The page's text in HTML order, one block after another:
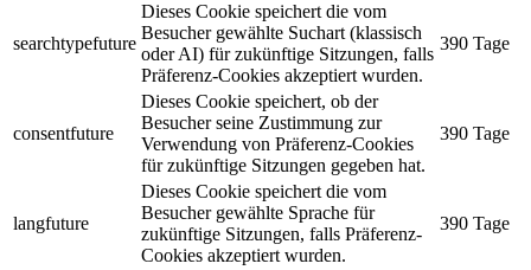
searchtypefuture
Dieses Cookie speichert die vom
Besucher gewählte Suchart (klassisch
oder AI) für zukünftige Sitzungen, falls
Präferenz-Cookies akzeptiert wurden.
390 Tage
consentfuture
Dieses Cookie speichert, ob der
Besucher seine Zustimmung zur
Verwendung von Präferenz-Cookies
für zukünftige Sitzungen gegeben hat.
390 Tage
langfuture
Dieses Cookie speichert die vom
Besucher gewählte Sprache für
zukünftige Sitzungen, falls Präferenz-
Cookies akzeptiert wurden.
390 Tage